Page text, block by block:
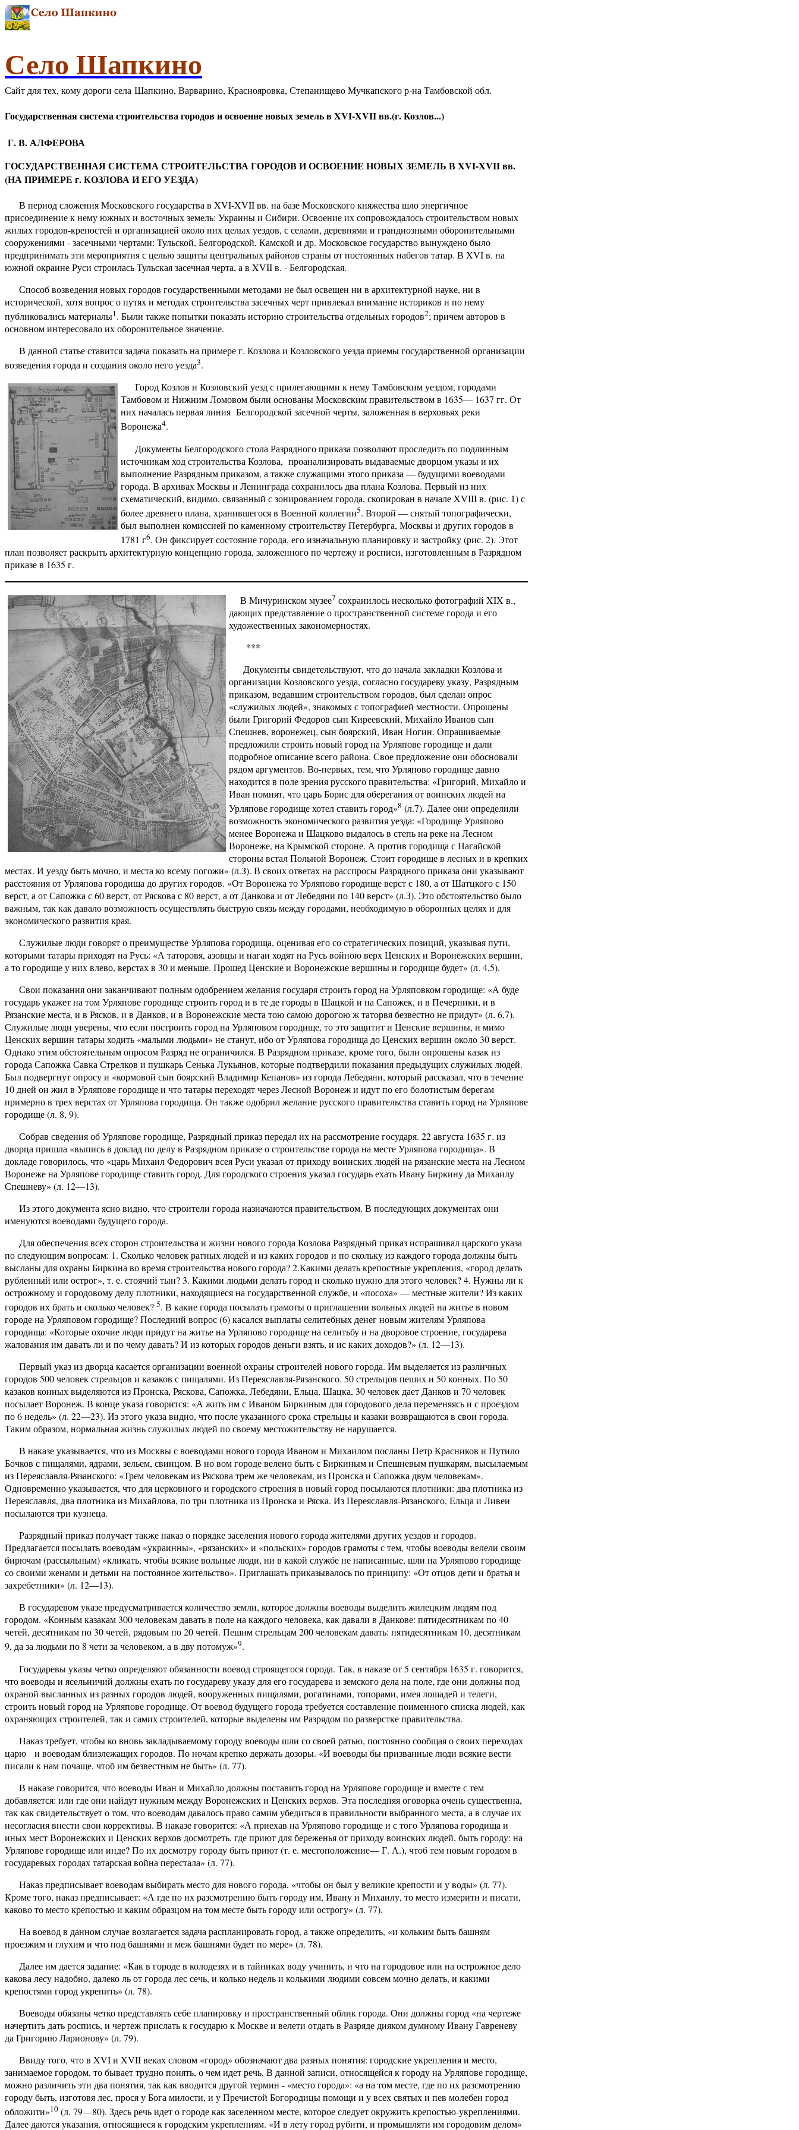
Село Шапкино
Сайт для тех, кому дороги села Шапкино, Варварино, Краснояровка, Степанищево Мучкапского р-на Тамбовской обл.
Государственная система строительства городов и освоение новых земель в XVI-XVII вв.(г. Козлов...)
Г. В. АЛФЕРОВА
ГОСУДАРСТВЕННАЯ СИСТЕМА СТРОИТЕЛЬСТВА ГОРОДОВ И ОСВОЕНИЕ НОВЫХ ЗЕМЕЛЬ В XVI-XVII вв.
(НА ПРИМЕРЕ г. КОЗЛОВА И ЕГО УЕЗДА)
В период сложения Московского государства в XVI-XVII вв. на базе Московского княжества шло энергичное
присоединение к нему южных и восточных земель: Украины и Сибири. Освоение их сопровождалось строительством новых
жилых городов-крепостей и организацией около них целых уездов, с селами, деревнями и грандиозными оборонительными
сооружениями - засечными чертами: Тульской, Белгородской, Камской и др. Московское государство вынуждено было
предпринимать эти мероприятия с целью защиты центральных районов страны от постоянных набегов татар. В XVI в. на
южной окраине Руси строилась Тульская засечная черта, а в XVII в. - Белгородская.
Способ возведения новых городов государственными методами не был освещен ни в архитектурной науке, ни в
исторической, хотя вопрос о путях и методах строительства засечных черт привлекал внимание историков и по нему
публиковались материалы1 . Были также попытки показать историю строительства отдельных городов2; причем авторов в
основном интересовало их оборонительное значение.
В данной статье ставится задача показать на примере г. Козлова и Козловского уезда приемы государственной организации
возведения города и создания около него уезда3.
Город Козлов и Козловский уезд с прилегающими к нему Тамбовским уездом, городами
Тамбовом и Нижним Ломовом были основаны Московским правительством в 1635— 1637 гг. От
них началась первая линия Белгородской засечной черты, заложенная в верховьях реки
Воронежа4.
Документы Белгородского стола Разрядного приказа позволяют проследить по подлинным
источникам ход строительства Козлова, проанализировать выдаваемые дворцом указы и их
выполнение Разрядным приказом, а также служащими этого приказа — будущими воеводами
города. В архивах Москвы и Ленинграда сохранилось два плана Козлова. Первый из них
схематический, видимо, связанный с зонированием города, скопирован в начале XVIII в. (рис. 1) с
более древнего плана, хранившегося в Военной коллегии5. Второй — снятый топографически,
был выполнен комиссией по каменному строительству Петербурга, Москвы и других городов в
1781 г6. Он фиксирует состояние города, его изначальную планировку и застройку (рис. 2). Этот
план позволяет раскрыть архитектурную концепцию города, заложенного по чертежу и росписи, изготовленным в Разрядном
приказе в 1635 г.
В Мичуринском музее7 сохранилось несколько фотографий XIX в.,
дающих представление о пространственной системе города и его
художественных закономерностях.
***
Документы свидетельствуют, что до начала закладки Козлова и
организации Козловского уезда, согласно государеву указу, Разрядным
приказом, ведавшим строительством городов, был сделан опрос
«служилых людей», знакомых с топографией местности. Опрошены
были Григорий Федоров сын Киреевский, Михайло Иванов сын
Спешнев, воронежец, сын боярский, Иван Ногин. Опрашиваемые
предложили строить новый город на Урляпове городище и дали
подробное описание всего района. Свое предложение они обосновали
рядом аргументов. Во-первых, тем, что Урляпово городище давно
находится в поле зрения русского правительства: «Григорий, Михайло и
Иван помнят, что царь Борис для оберегания от воинских людей на
Урляпове городище хотел ставить город»8 (л.7). Далее они определили
возможность экономического развития уезда: «Городище Урляпово
менее Воронежа и Шацково выдалось в степь на реке на Лесном
Воронеже, на Крымской стороне. А против городища с Нагайской
стороны встал Польной Воронеж. Стоит городище в лесных и в крепких
местах. И уезду быть мочно, и места ко всему погожи» (л.З). В своих ответах на расспросы Разрядного приказа они указывают
расстояния от Урляпова городища до других городов. «От Воронежа то Урляпово городище верст с 180, а от Шатцкого с 150
верст, а от Сапожка с 60 верст, от Ряскова с 80 верст, а от Данкова и от Лебедяни по 140 верст» (л.З). Это обстоятельство было
важным, так как давало возможность осуществлять быструю связь между городами, необходимую в оборонных целях и для
экономического развития края.
Служилые люди говорят о преимуществе Урляпова городища, оценивая его со стратегических позиций, указывая пути,
которыми татары приходят на Русь: «А таторовя, азовцы и нагаи ходят на Русь войною верх Ценских и Воронежских вершин,
а то городище у них влево, верстах в 30 и меньше. Прошед Ценские и Воронежские вершины и городище будет» (л. 4,5).
Свои показания они заканчивают полным одобрением желания государя строить город на Урляповком городище: «А буде
государь укажет на том Урляпове городище строить город и в те де городы в Шацкой и на Сапожек, и в Печерники, и в
Рязанские места, и в Рясков, и в Данков, и в Воронежские места тою самою дорогою ж таторвя безвестно не придут» (л. 6,7).
Служилые люди уверены, что если построить город на Урляповом городище, то это защитит и Ценские вершины, и мимо
Ценских вершин татары ходить «малыми людьми» не станут, ибо от Урляпова городища до Ценских вершин около 30 верст.
Однако этим обстоятельным опросом Разряд не ограничился. В Разрядном приказе, кроме того, были опрошены казак из
города Сапожка Савка Стрелков и пушкарь Сенька Лукьянов, которые подтвердили показания предыдущих служилых людей.
Был подвергнут опросу и «кормовой сын боярский Владимир Кепанов» из города Лебедяни, который рассказал, что в течение
10 дней он жил в Урляпове городище и что татары переходят через Лесной Воронеж и идут по его болотистым берегам
примерно в трех верстах от Урляпова городища. Он также одобрил желание русского правительства ставить город на Урляпове
городище (л. 8, 9).
Собрав сведения об Урляпове городище, Разрядный приказ передал их на рассмотрение государя. 22 августа 1635 г. из
дворца пришла «выпись в доклад по делу в Разрядном приказе о строительстве города на месте Урляпова городища». В
докладе говорилось, что «царь Михаил Федорович всея Руси указал от приходу воинских людей на рязанские места на Лесном
Воронеже на Урляпове городище ставить город. Для городского строения указал государь ехать Ивану Биркину да Михаилу
Спешневу» (л. 12—13).
Из этого документа ясно видно, что строители города назначаются правительством. В последующих документах они
именуются воеводами будущего города.
Для обеспечения всех сторон строительства и жизни нового города Козлова Разрядный приказ испрашивал царского указа
по следующим вопросам: 1. Сколько человек ратных людей и из каких городов и по скольку из каждого города должны быть
высланы для охраны Биркина во время строительства нового города? 2.Какими делать крепостные укрепления, «город делать
рубленный или острог», т. е. стоячий тын? 3. Какими людьми делать город и сколько нужно для этого человек? 4. Нужны ли к
острожному и городовому делу плотники, находящиеся на государственной службе, и «посоха» — местные жители? Из каких
городов их брать и сколько человек? 5. В какие города посылать грамоты о приглашении вольных людей на житье в новом
городе на Урляповом городище? Последний вопрос (6) касался выплаты селитебных денег новым жителям Урляпова
городища: «Которые охочие люди придут на житье на Урляпово городище на селитьбу и на дворовое строение, государева
жалования им давать ли и по чему давать? И из которых городов деньги взять, и ис каких доходов?» (л. 12—13).
Первый указ из дворца касается организации военной охраны строителей нового города. Им выделяется из различных
городов 500 человек стрельцов и казаков с пищалями. Из Переяславля-Рязанского. 50 стрельцов пеших и 50 конных. По 50
казаков конных выделяются из Пронска, Ряскова, Сапожка, Лебедяни, Ельца, Шацка, 30 человек дает Данков и 70 человек
посылает Воронеж. В конце указа говорится: «А жить им с Иваном Биркиным для городового дела переменяясь и с проездом
по 6 недель» (л. 22—23). Из этого указа видно, что после указанного срока стрельцы и казаки возвращаются в свои города.
Таким образом, нормальная жизнь служилых людей по своему местожительству не нарушается.
В наказе указывается, что из Москвы с воеводами нового города Иваном и Михаилом посланы Петр Красников и Путило
Бочков с пищалями, ядрами, зельем, свинцом. В но вом городе велено быть с Биркиным и Спешневым пушкарям, высылаемым
из Переяславля-Рязанского: «Трем человекам из Ряскова трем же человекам, из Пронска и Сапожка двум человекам».
Одновременно указывается, что для церковного и городского строения в новый город посылаются плотники: два плотника из
Переяславля, два плотника из Михайлова, по три плотника из Пронска и Ряска. Из Переяславля-Рязанского, Ельца и Ливеи
посылаются три кузнеца.
Разрядный приказ получает также наказ о порядке заселения нового города жителями других уездов и городов.
Предлагается посылать воеводам «украинны», «рязанских» и «польских» городов грамоты с тем, чтобы воеводы велели своим
бирючам (рассыльным) «кликать, чтобы всякие вольные люди, ни в какой службе не написанные, шли на Урляпово городище
со своими женами и детьми на постоянное жительство». Приглашать приказывалось по принципу: «От отцов дети и братья и
захребетники» (л. 12—13).
В государевом указе предусматривается количество земли, которое должны воеводы выделить жилецким людям под
городом. «Конным казакам 300 человекам давать в поле на каждого человека, как давали в Данкове: пятидесятникам по 40
четей, десятникам по 30 четей, рядовым по 20 четей. Пешим стрельцам 200 человекам давать: пятидесятникам 10, десятникам
9, да за людьми по 8 чети за человеком, а в дву потомуж»9.
Государевы указы четко определяют обязанности воевод строящегося города. Так, в наказе от 5 сентября 1635 г. говорится,
что воеводы и ясельничий должны ехать по государеву указу для его государева и земского дела на поле, где они должны под
охраной высланных из разных городов людей, вооруженных пищалями, рогатинами, топорами, имея лошадей и телеги,
строить новый город на Урляпове городище. От воевод будущего города требуется составление поименного списка людей, как
охраняющих строителей, так и самих строителей, которые выделены им Разрядом по разверстке правительства.
Наказ требует, чтобы ко вновь закладываемому городу воеводы шли со своей ратью, постоянно сообщая о своих переходах
царю
и воеводам близлежащих городов. По ночам крепко держать дозоры. «И воеводы бы призванные люди всякие вести
писали к нам почаще, чтоб им безвестным не быть» (л. 77).
В наказе говорится, что воеводы Иван и Михайло должны поставить город на Урляпове городище и вместе с тем
добавляется: или где они найдут нужным между Воронежских и Ценских верхов. Эта последняя оговорка очень существенна,
так как свидетельствует о том, что воеводам давалось право самим убедиться в правильности выбранного места, а в случае их
несогласия внести свои коррективы. В наказе говорится: «А приехав на Урляпово городище и с того Урляпова городища и
иных мест Воронежских и Ценских верхов досмотреть, где приют для береженья от приходу воинских людей, быть городу: на
Урляпове городище или инде? По их досмотру городу быть приют (т. е. местоположение— Г. А.), чтоб тем новым городом в
государевых городах татарская война перестала» (л. 77).
Наказ предписывает воеводам выбирать место для нового города, «чтобы он был у великие крепости и у воды» (л. 77).
Кроме того, наказ предписывает: «А где по их разсмотрению быть городу им, Ивану и Михаилу, то место измерити и писати,
каково то место крепостью и каким образцом на том месте быть городу или острогу» (л. 77).
На воевод в данном случае возлагается задача распланировать город, а также определить, «и кольким быть башням
проезжим и глухим и что под башнями и меж башнями будет по мере» (л. 78).
Далее им дается задание: «Как в городе в колодезях и в тайниках воду учинить, и что на городовое или на острожное дело
какова лесу надобно, далеко ль от города лес сечь, и колько недель и колькими людими совсем мочно делать, и какими
крепостями город укрепить» (л. 78).
Воеводы обязаны четко представлять себе планировку и пространственный облик города. Они должны город «на чертеже
начертить дать роспись, и чертеж прислать к государю к Москве и велети отдать в Разряде дияком думному Ивану Гавреневу
да Григорию Ларионову» (л. 79).
Ввиду того, что в XVI и XVII веках словом «город» обозначают два разных понятия: городские укрепления и место,
занимаемое городом, то бывает трудно понять, о чем идет речь. В данной записи, относящейся к городу на Урляпове городище,
можно различить эти два понятия, так как вводится другой термин - «место города»: «а на том месте, где по их разсмотрению
городу быть, изготовя лес, прося у Бога милости, и у Пречистой Богородицы помощи и у всех святых и пев молебен город
обложити»10 (л. 79—80). Здесь речь идет о городе как заселенном месте, которое следует окружить крепостью-укреплениями.
Далее даются указания, относящиеся к городским укреплениям. «И в лету город рубити, и промышляти им городовим делом»